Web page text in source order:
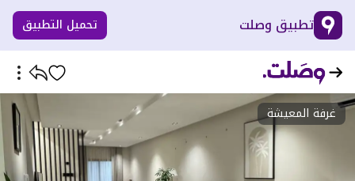
تطبيق وصلت تحميل التطبيق
غرفة المعيشة